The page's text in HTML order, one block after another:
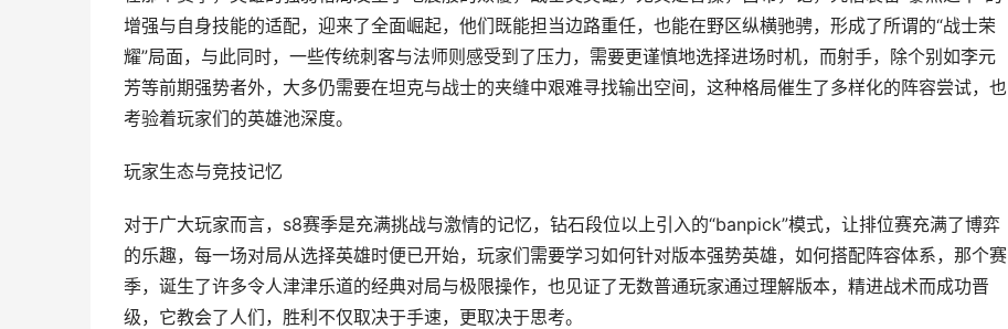
增强与自身技能的适配，迎来了全面崛起，他们既能担当边路重任，也能在野区纵横驰骋，形成了所谓的“战士荣
耀”局面，与此同时，一些传统刺客与法师则感受到了压力，需要更谨慎地选择进场时机，而射手，除个别如李元
芳等前期强势者外，大多仍需要在坦克与战士的夹缝中艰难寻找输出空间，这种格局催生了多样化的阵容尝试，也
考验着玩家们的英雄池深度。
玩家生态与竞技记忆
对于广大玩家而言，s8赛季是充满挑战与激情的记忆，钻石段位以上引入的“banpick”模式，让排位赛充满了博弈
的乐趣，每一场对局从选择英雄时便已开始，玩家们需要学习如何针对版本强势英雄，如何搭配阵容体系，那个赛
季，诞生了许多令人津津乐道的经典对局与极限操作，也见证了无数普通玩家通过理解版本，精进战术而成功晋
级，它教会了人们，胜利不仅取决于手速，更取决于思考。